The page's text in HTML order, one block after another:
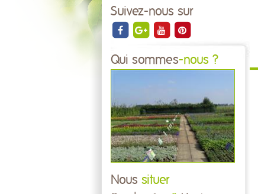
Suivez-nous sur
Qui sommes-nous ?
Nous situer